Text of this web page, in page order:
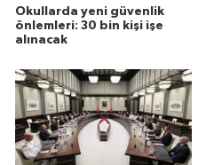
Okullarda yeni güvenlik
önlemleri: 30 bin kişi işe
alınacak